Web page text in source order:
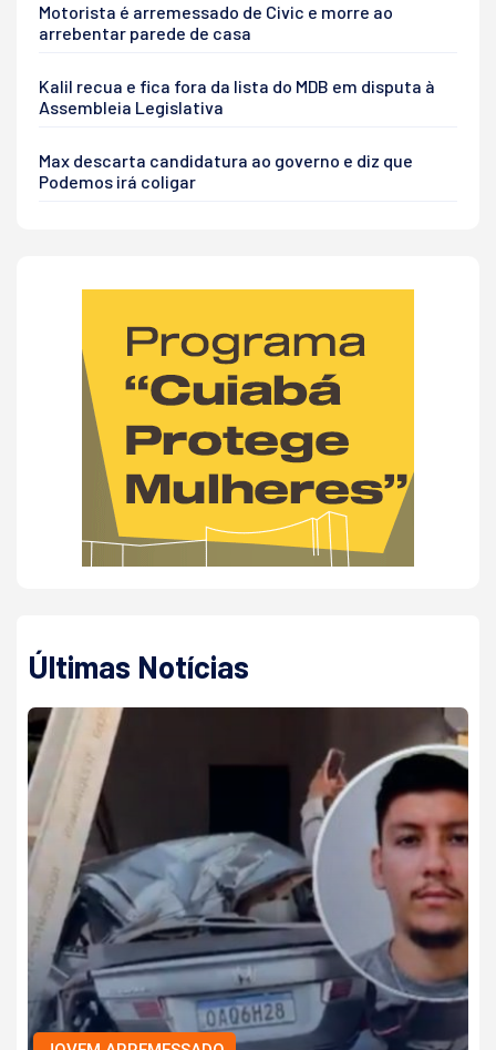
Motorista é arremessado de Civic e morre ao
arrebentar parede de casa
Kalil recua e fica fora da lista do MDB em disputa à
Assembleia Legislativa
Max descarta candidatura ao governo e diz que
Podemos irá coligar
Últimas Notícias